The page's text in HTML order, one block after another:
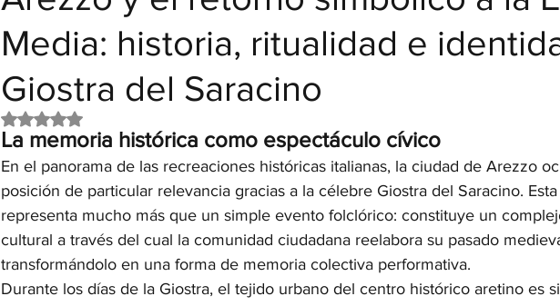
Media: historia, ritualidad e
Giostra del Saracino
Obtuvo NaN de 5 estrellas.
La memoria histórica como espectáculo cívico
En el panorama de las recreaciones históricas italianas, la ciudad de Arezzo
posición de particular relevancia gracias a la célebre Giostra del Saracino.
representa mucho más que un simple evento folclórico: constituye un
cultural a través del cual la comunidad ciudadana reelabora su pasado
transformándolo en una forma de memoria colectiva performativa.
Durante los días de la Giostra, el tejido urbano del centro histórico aretino es